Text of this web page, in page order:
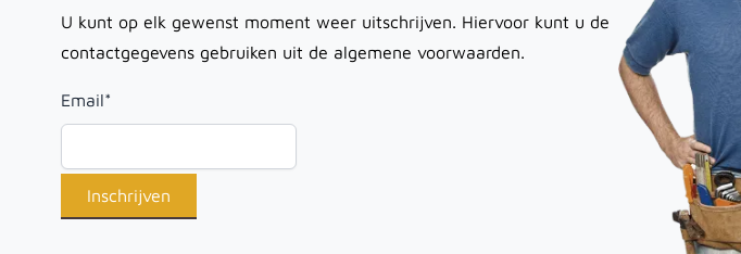
U kunt op elk gewenst moment weer uitschrijven. Hiervoor kunt u de
contactgegevens gebruiken uit de algemene voorwaarden.
Email*